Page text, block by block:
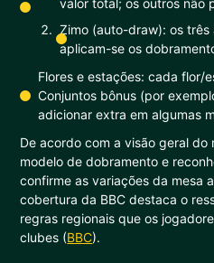
valor total; os outros não
Zimo (auto-draw): os
aplicam-se os
Flores e estações: cada flor/
Conjuntos bônus (por
adicionar extra em algumas
De acordo com a visão geral do
modelo de dobramento e
confirme as variações da mesa
cobertura da BBC destaca o
regras regionais que os
clubes (BBC).